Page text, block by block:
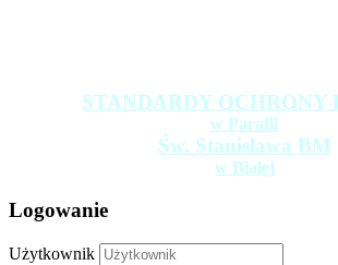
STANDARDY OCHRONY
w Parafii
Św. Stanisława BM
w Białej
Logowanie
Użytkownik